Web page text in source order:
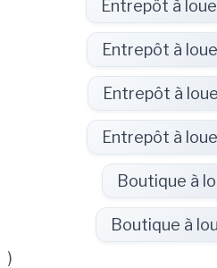
Entrepôt à
Entrepôt à
Entrepôt à
Entrepôt à
Boutique à
Boutique à
)